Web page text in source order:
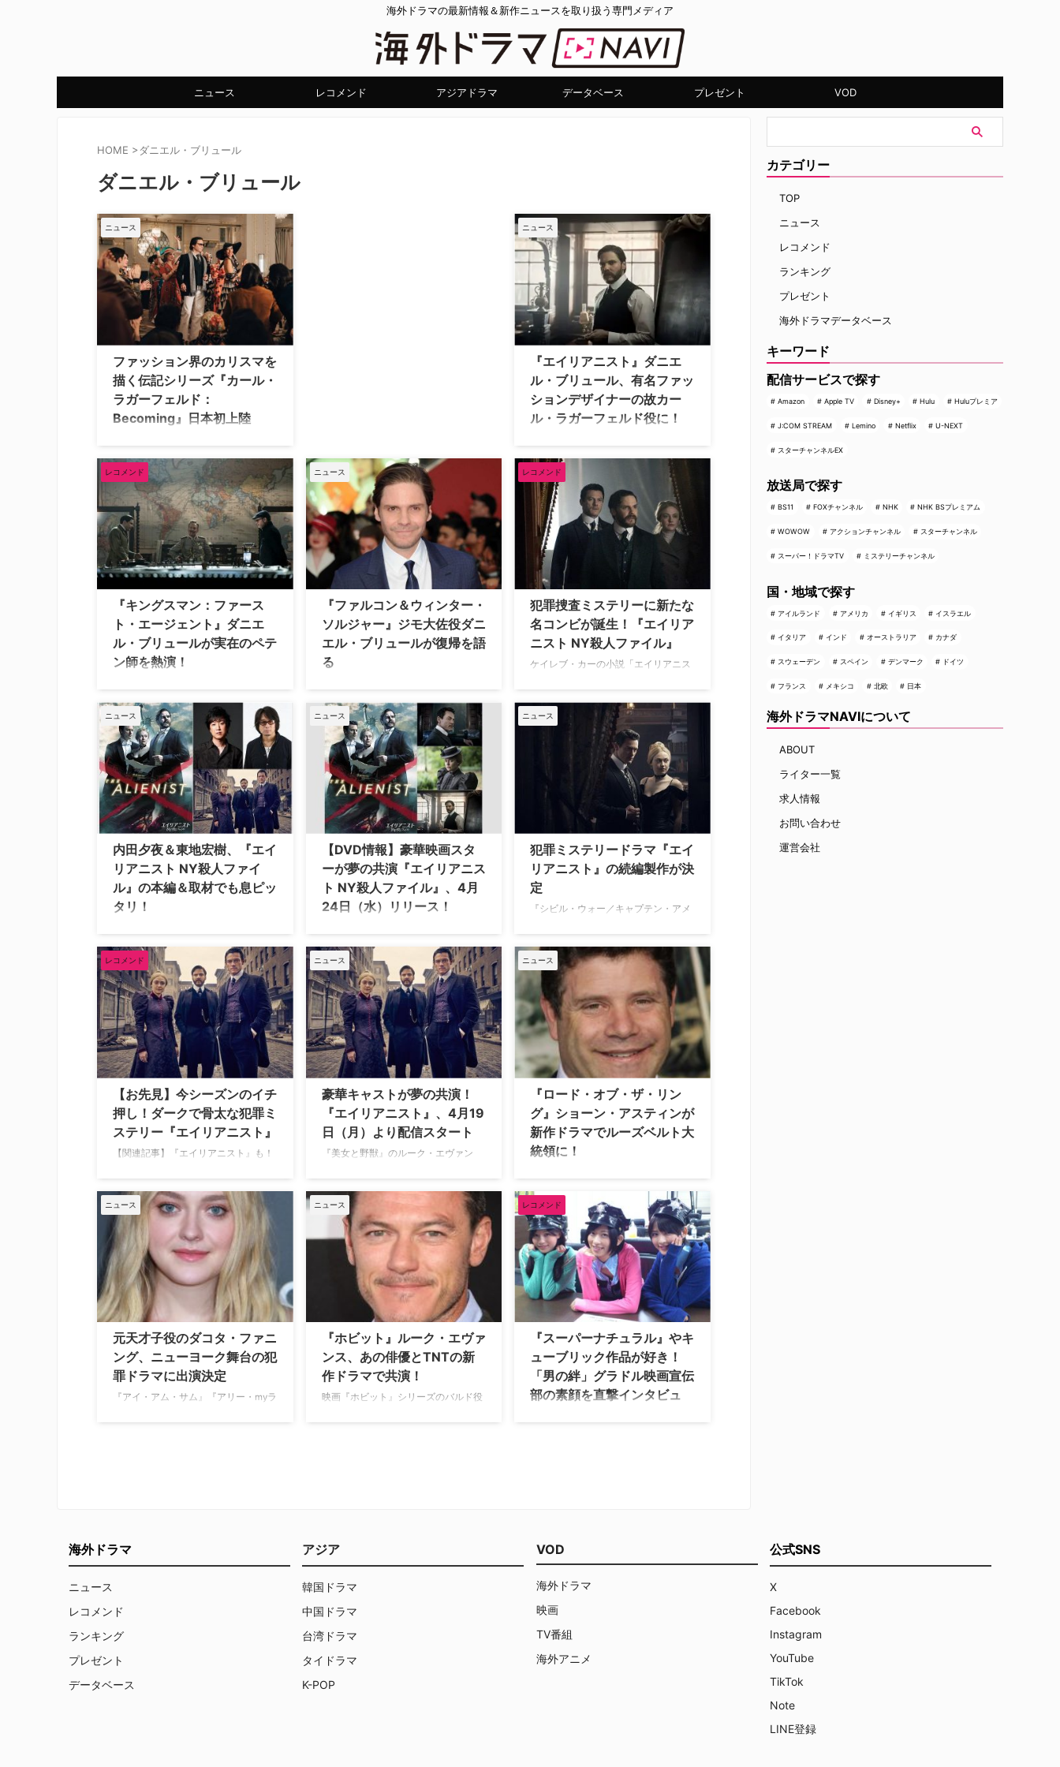
海外ドラマの最新情報＆新作ニュースを取り扱う専門メディア
ニュース レコメンド アジアドラマ データベース プレゼント VOD
HOME >ダニエル・ブリュール
ダニエル・ブリュール
ニュース
ファッション界のカリスマを
描く伝記シリーズ『カール・
ラガーフェルド：
Becoming』日本初上陸
ル・ラガーフェルド：Becoming』
（全6話）は、2月19日（水）より
Disney+にて日本初独占配信！ 『カー
ル・ラガーフェルド：Becoming』概
要＆あらすじ 1970年代のパリを舞台
に、カール・ラガーフェルドがファッ
ション界で名声を築く過程と彼の私生
活を原作「Kaiser Karl: The Life of
Karl Lagerfeld（原題）」をベースに
描く。カールは、長年シャネルのクリ
エイティブ・ディレクターを務め、ブ
ランド …
ニュース
『エイリアニスト』ダニエ
ル・ブリュール、有名ファッ
ションデザイナーの故カー
ル・ラガーフェルド役に！
ン＆ウィンター・ソルジャー』、映画
『西部戦線異状なし』『キングスマ
ン：ファースト・エージェント』など
にも出演しているダニエル・ブリュー
ルが、著名ファッションデザイナーだ
った故カール・ラガーフェルドを描
く、Disney+（ディズニープラス）の
新作ドラマ『Kaiser Karl（原題）』に
主演することが明らかとなった。米
Varietyが報じている。 シャネルやフ
ェンディのデザイナーに！ 6話構成と
なるシリーズは、1970年代パリのハイ
ファッシ …
レコメンド
『キングスマン：ファース
ト・エージェント』ダニエ
ル・ブリュールが実在のペテ
ン師を熱演！
げる大人気シリーズの最新作『キング
スマン：ファースト・エージェン
ト』。公開に先駆け、今回は本作で詐
欺師エリック・ハヌッセンを演じるダ
ニエル・ブリュールを紹介しよう。
『キングスマン』シリーズといえば、
その大胆な豪華キャスト陣たちの活躍
も見どころの一つ。…
ニュース
『ファルコン＆ウィンター・
ソルジャー』ジモ大佐役ダニ
エル・ブリュールが復帰を語
る
ベンジャーズを分裂へと導いたヘルム
ート・ジモ大佐が『ファルコン＆ウィ
ンター・ソルジャー』でMCU（マーベ
ル・シネマティック・ユニバース）に
カムバック。同役を演じるダニエル・
ブリュールが、『シビル・ウォー』以
来ジモが何をしていたのか語る。 ソコ
ヴィア…
レコメンド
犯罪捜査ミステリーに新たな
名コンビが誕生！『エイリア
ニスト NY殺人ファイル』
ケイレブ・カーの小説「エイリアニス
のWノミネート・受賞を果たした最新
サイコスリラー『エイリアニスト NY
殺人ファイル』がいよいよDVDリリー
スされる。 これまで様々な海外ドラ
マ、主に犯罪捜査ミステリーでは個性
豊かな刑事や探偵たちが数多く登場し
てきたが…
ニュース
内田夕夜＆東地宏樹、『エイ
リアニスト NY殺人ファイ
ル』の本編＆取材でも息ピッ
タリ！
し、謎の連続猟奇殺人と腐敗したNY
に渦巻く凶気に挑む最新サイコスリラ
ー『エイリアニスト NY殺人ファイ
ル』のDVDがNBCユニバーサル・エン
ターテイメントより本日4月24日
（水）にリリースされる。本作の日本
語吹替え版を担当した内田夕夜さん、
東地宏樹さんの…
ニュース
【DVD情報】豪華映画スタ
ーが夢の共演『エイリアニス
ト NY殺人ファイル』、4月
24日（水）リリース！
アメリカ』のダニエル・ブリュール、
『アイjavascript:void(0);・アム・サ
ム』のダコタ・ファニングという豪華
映画俳優陣の共演が話題の犯罪ミステ
リードラマ『エイリアニスト NY殺人
ファイル』のDVDが4月24日（水）よ
りリリースとなる。 【関…
ニュース
犯罪ミステリードラマ『エイ
リアニスト』の続編製作が決
定
『シビル・ウォー／キャプテン・アメ
『アイ・アム・サム』のダコタ・ファ
ニングが共演する米TNTの犯罪ミステ
リードラマ『エイリアニスト』がリミ
テッドシリーズとして更新されること
が決定した。米Hollywood Reporterな
ど複数のメディアが伝えている。…
レコメンド
【お先見】今シーズンのイチ
押し！ダークで骨太な犯罪ミ
ステリー『エイリアニスト』
【関連記事】『エイリアニスト』も！
マの舞台となるのは1896年ニューヨー
ク。男娼が大鉄橋のてっぺんで惨殺さ
れる事件が起きる。精神科医ラズロ・
クライズラー（ダニエル・ブリュー
ル）は、噂を聞きつけ、友人で大手新
聞社イラストレーターのジョン（ルー
ク・…
ニュース
豪華キャストが夢の共演！
『エイリアニスト』、4月19
日（月）より配信スタート
『美女と野獣』のルーク・エヴァン
『アイ・アム・サム』のダコタ・ファ
ニングの豪華共演が実現した犯罪ドラ
マ『エイリアニスト』がNetflixにて4
月19日（月）より配信スタートとな
る。 【関連記事】『エイリアニスト』
も！米TVガイドが選ぶ、2018年冬の
ニュース
『ロード・オブ・ザ・リン
グ』ショーン・アスティンが
新作ドラマでルーズベルト大
統領に！
ドの親友サムを演じたショーン・アス
ティンが、新作ドラマで米国第26代大
統領セオドア・ルーズベルトの若かり
し頃を演じることが明らかとなった。
米Deadlineが報じている。 ショーンが
出演するのは、米TNTのサイコスリラ
ー『The Alienist（原題…
ニュース
元天才子役のダコタ・ファニ
ング、ニューヨーク舞台の犯
罪ドラマに出演決定
『アイ・アム・サム』『アリー・myラ
ニュース
『ホビット』ルーク・エヴァ
ンス、あの俳優とTNTの新
作ドラマで共演！
映画『ホビット』シリーズのバルド役
レコメンド
『スーパーナチュラル』やキ
ューブリック作品が好き！
「男の絆」グラドル映画宣伝
部の素顔を直撃インタビュ
「男の絆キャンペーン」のPR隊である
「グラドル映画宣伝部」の高崎聖子、
カテゴリー
TOP
ニュース
レコメンド
ランキング
プレゼント
海外ドラマデータベース
キーワード
配信サービスで探す
Amazon Apple TV Disney+ Hulu Huluプレミア
J:COM STREAM Lemino Netflix U-NEXT
スターチャンネルEX
放送局で探す
BS11 FOXチャンネル NHK NHK BSプレミアム
WOWOW アクションチャンネル スターチャンネル
スーパー！ドラマTV ミステリーチャンネル
国・地域で探す
アイルランド アメリカ イギリス イスラエル
イタリア インド オーストラリア カナダ
スウェーデン スペイン デンマーク ドイツ
フランス メキシコ 北欧 日本
海外ドラマNAVIについて
ABOUT
ライター一覧
求人情報
お問い合わせ
運営会社
海外ドラマ
ニュース
レコメンド
ランキング
プレゼント
データベース
アジア
韓国ドラマ
中国ドラマ
台湾ドラマ
タイドラマ
K-POP
VOD
海外ドラマ
映画
TV番組
海外アニメ
公式SNS
X
Facebook
Instagram
YouTube
TikTok
Note
LINE登録